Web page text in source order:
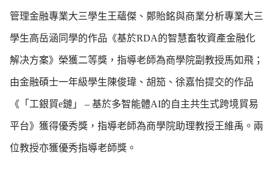
管理金融專業大三學生王蘊傑、鄭貽銘與商業分析專業大三
學生高岳涵同學的作品《基於RDA的智慧畜牧資產金融化
解决方案》榮獲二等獎，指導老師為商學院副教授馬如飛；
由金融碩士一年級學生陳俊瑋、胡笳、徐嘉怡提交的作品
《「工銀貿e鏈」 – 基於多智能體AI的自主共生式跨境貿易
平台》獲得優秀獎，指導老師為商學院助理教授王維禹。兩
位教授亦獲優秀指導老師獎。